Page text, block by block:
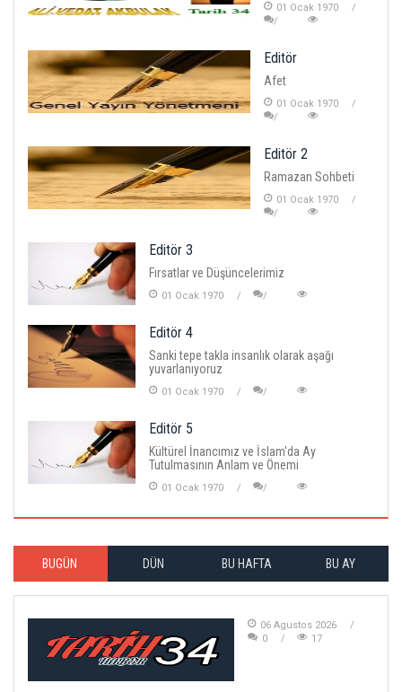
01 Ocak 1970
Editör
Afet
01 Ocak 1970
Editör 2
Ramazan Sohbeti
01 Ocak 1970
Editör 3
Fırsatlar ve Düşüncelerimiz
01 Ocak 1970
Editör 4
Sanki tepe takla insanlık olarak aşağı
yuvarlanıyoruz
01 Ocak 1970
Editör 5
Kültürel İnancımız ve İslam'da Ay
Tutulmasının Anlam ve Önemi
01 Ocak 1970
BUGÜN DÜN BU HAFTA BU AY
06 Agustos 2026
0
17